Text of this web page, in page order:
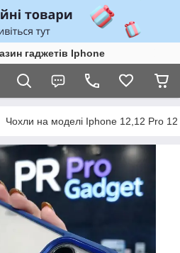
гаджетів Iphone
Чохли на моделі Iphone 12,12 Pro